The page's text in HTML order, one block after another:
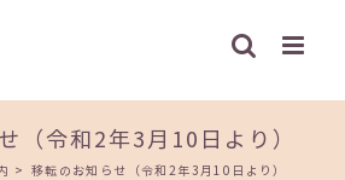
（令和2年3月10日より）
> 移転のお知らせ（令和2年3月10日より）